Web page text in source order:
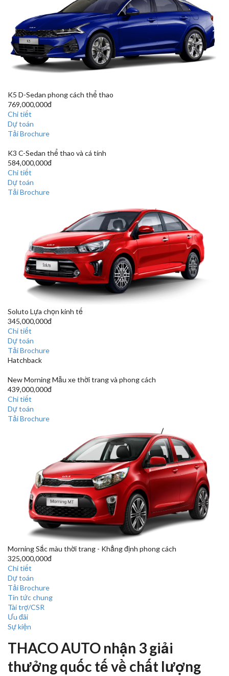
K5 D-Sedan phong cách thể thao
769,000,000đ
Chi tiết
Dự toán
Tải Brochure
K3 C-Sedan thể thao và cá tính
584,000,000đ
Chi tiết
Dự toán
Tải Brochure
Soluto Lựa chọn kinh tế
345,000,000đ
Chi tiết
Dự toán
Tải Brochure
Hatchback
New MorningMẫu xe thời trang và phong cách
439,000,000đ
Chi tiết
Dự toán
Tải Brochure
MorningSắc màu thời trang - Khẳng định phong cách
325,000,000đ
Chi tiết
Dự toán
Tải Brochure
Tin tức chung
Tài trợ/CSR
Ưu đãi
Sự kiện
THACO AUTO nhận 3 giải
thưởng quốc tế về chất lượng